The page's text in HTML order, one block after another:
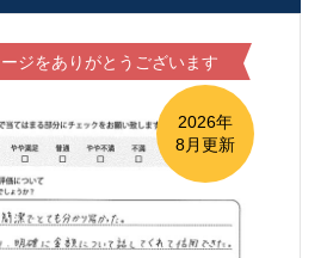
ジをありがとうございます
2026年
8月更新